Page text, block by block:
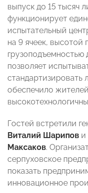
выпуск до 15 тысяч
функционирует
испытательный
на 9 ячеек, высотой
грузоподъемностью
позволяет
стандартизировать
обеспечило
Гостей встретили
Виталий Шарипов и
Максаков.
серпуховское
показать
инновационное